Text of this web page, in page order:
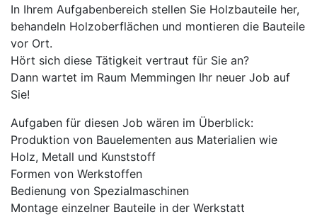
In Ihrem Aufgabenbereich stellen Sie Holzbauteile her,
behandeln Holzoberflächen und montieren die Bauteile
vor Ort.
Hört sich diese Tätigkeit vertraut für Sie an?
Dann wartet im Raum Memmingen Ihr neuer Job auf
Sie!
Aufgaben für diesen Job wären im Überblick:
Produktion von Bauelementen aus Materialien wie
Holz, Metall und Kunststoff
Formen von Werkstoffen
Bedienung von Spezialmaschinen
Montage einzelner Bauteile in der Werkstatt